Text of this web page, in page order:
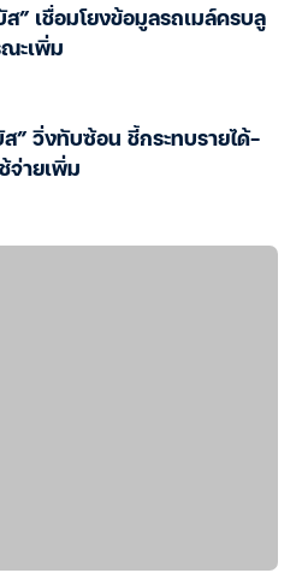
” เชื่อมโยงข้อมูลรถเมล์ครบลู
ณะเพิ่ม
” วิ่งทับซ้อน ชี้กระทบรายได้-
จ่ายเพิ่ม